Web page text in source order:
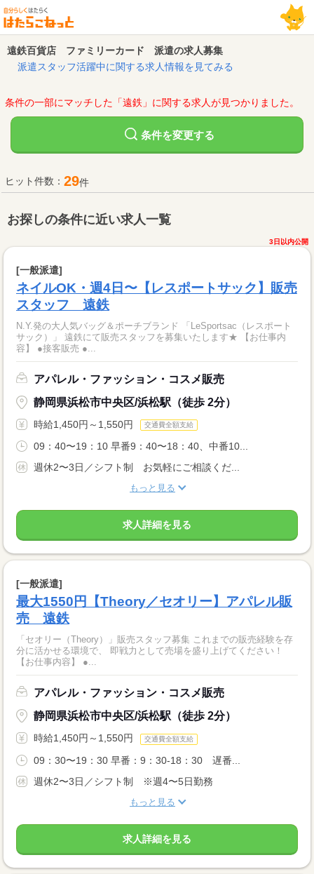
遠鉄百貨店 ファミリーカード 派遣の求人募集
派遣スタッフ活躍中に関する求人情報を見てみる
条件の一部にマッチした「遠鉄」に関する求人が見つかりました。
条件を変更する
ヒット件数： 29件
お探しの条件に近い求人一覧
3日以内公開
[一般派遣]
ネイルOK・週4日〜【レスポートサック】販売
スタッフ 遠鉄
N.Y.発の大人気バッグ＆ポーチブランド 「LeSportsac（レスポート
サック）」 遠鉄にて販売スタッフを募集いたします★ 【お仕事内
容】 ●接客販売 ●...
アパレル・ファッション・コスメ販売
静岡県浜松市中央区/浜松駅（徒歩 2分）
時給1,450円～1,550円 交通費全額支給
09：40〜19：10 早番9：40〜18：40、中番10...
週休2〜3日／シフト制 お気軽にご相談くだ...
もっと見る
求人詳細を見る
[一般派遣]
最大1550円【Theory／セオリー】アパレル販
売 遠鉄
「セオリー（Theory）」販売スタッフ募集 これまでの販売経験を存
分に活かせる環境で、 即戦力として売場を盛り上げてください！
【お仕事内容】 ●...
アパレル・ファッション・コスメ販売
静岡県浜松市中央区/浜松駅（徒歩 2分）
時給1,450円～1,550円 交通費全額支給
09：30〜19：30 早番：9：30-18：30 遅番...
週休2〜3日／シフト制 ※週4〜5日勤務
もっと見る
求人詳細を見る